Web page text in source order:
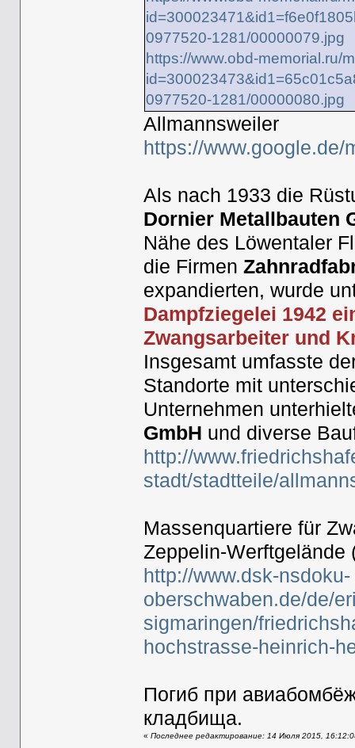
0977520-1281/00000079.jpg
https://www.obd-memorial.ru/
0977520-1281/00000080.jpg
Allmannsweiler
https://
Als nach 1933 die
Dornier Metallbauten
Nähe des Löwentaler
die Firmen
expandierten, wurde
Dampfziegelei 1942
Zwangsarbeiter und
Insgesamt umfasste
Standorte mit
Unternehmen
GmbH und diverse
http://
stadt/stadtteile/
Massenquartiere für
Zeppelin-Werftgelände
http://www.dsk-nsdoku-
oberschwaben.de/de/
sigmaringen/
hochstrasse-heinrich-
Погиб при
кладбища.
« Последнее редактирование: 14 Июля 2015,